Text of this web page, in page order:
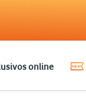
online